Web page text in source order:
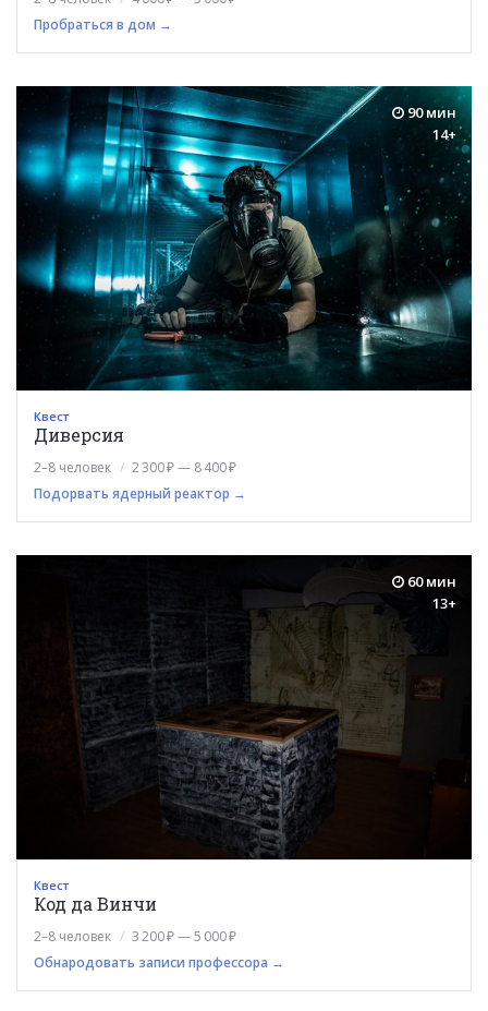
Пробраться в дом →
90 мин
14+
Квест
Диверсия
2–8 человек
2 300 ₽ — 8 400 ₽
Подорвать ядерный реактор →
60 мин
13+
Квест
Код да Винчи
2–8 человек
3 200 ₽ — 5 000 ₽
Обнародовать записи профессора →